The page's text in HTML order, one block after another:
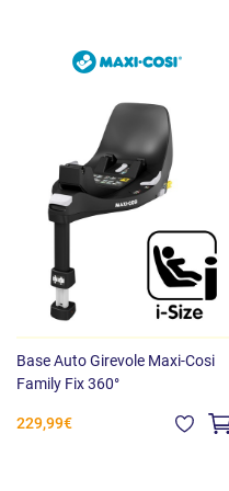
forniscono il modo più sicuro e
auto, mentre utili indicatori
come genitore.
ClimaFlow per il controllo
Approvazione TUV per i
Pulsante per garantire
Feedback visivo
Seggiolino auto
Viaggi comodi per i genitori
Travel system 3 in 1
Riduttore per neonato
Capottina parasole extra-
Base Auto Girevole Maxi-Cosi
Family Fix 360°
229,99€